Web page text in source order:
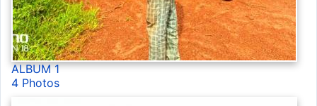
ALBUM 1
4 Photos